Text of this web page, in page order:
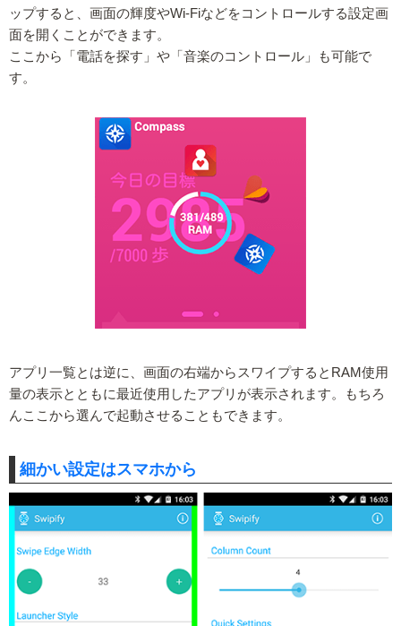
ップすると、画面の輝度やWi-Fiなどをコントロールする設定画
面を開くことができます。
ここから「電話を探す」や「音楽のコントロール」も可能で
す。
アプリ一覧とは逆に、画面の右端からスワイプするとRAM使用
量の表示とともに最近使用したアプリが表示されます。もちろ
んここから選んで起動させることもできます。
細かい設定はスマホから